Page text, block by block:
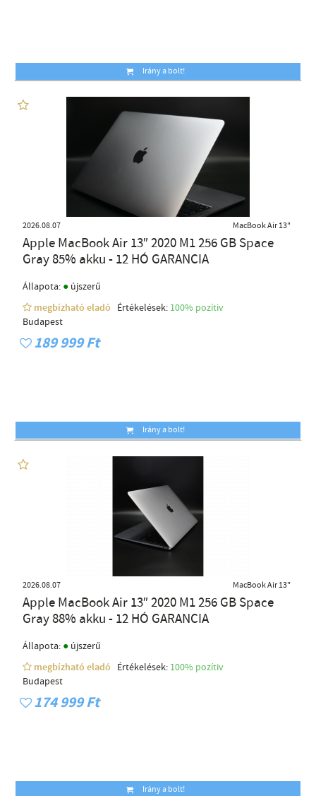
Irány a bolt!
2026.08.07 MacBook Air 13"
Apple MacBook Air 13″ 2020 M1 256 GB Space
Gray 85% akku - 12 HÓ GARANCIA
Állapota: ● újszerű
megbízható eladó
Értékelések: 100% pozítiv
Budapest
189 999 Ft
Irány a bolt!
2026.08.07 MacBook Air 13"
Apple MacBook Air 13″ 2020 M1 256 GB Space
Gray 88% akku - 12 HÓ GARANCIA
Állapota: ● újszerű
megbízható eladó
Értékelések: 100% pozítiv
Budapest
174 999 Ft
Irány a bolt!